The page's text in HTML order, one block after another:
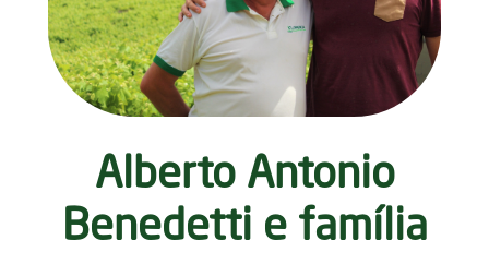
Alberto Antonio
Benedetti e família